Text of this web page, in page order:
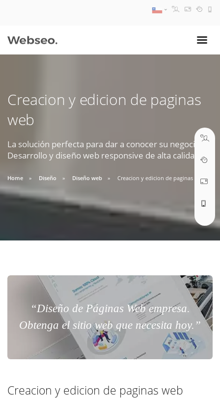
Creacion y edicion de paginas
web
La solución perfecta para dar a conocer su negocio.
Desarrollo y diseño web responsive de alta calidad.
Home Diseño Diseño web Creacion y edicion de paginas web
“Diseño de Páginas Web empresa.
Obtenga el sitio web que necesita hoy.”
Creacion y edicion de paginas web
09:30 AM A 18:30 PM